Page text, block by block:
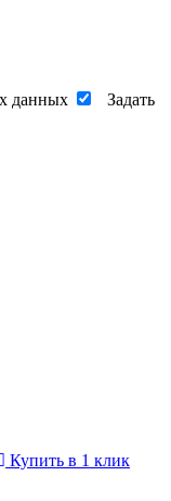
данных
Задать
Купить в 1 клик